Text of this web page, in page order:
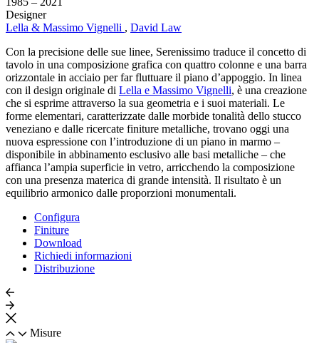
Designer
Lella & Massimo Vignelli , David Law
Con la precisione delle sue linee, Serenissimo traduce il concetto di
tavolo in una composizione grafica con quattro colonne e una barra
orizzontale in acciaio per far fluttuare il piano d’appoggio. In linea
con il design originale di Lella e Massimo Vignelli, è una creazione
che si esprime attraverso la sua geometria e i suoi materiali. Le
forme elementari, caratterizzate dalle morbide tonalità dello stucco
veneziano e dalle ricercate finiture metalliche, trovano oggi una
nuova espressione con l’introduzione di un piano in marmo –
disponibile in abbinamento esclusivo alle basi metalliche – che
affianca l’ampia superficie in vetro, arricchendo la composizione
con una presenza materica di grande intensità. Il risultato è un
equilibrio armonico dalle proporzioni monumentali.
Configura
Finiture
Download
Richiedi informazioni
Distribuzione
Misure